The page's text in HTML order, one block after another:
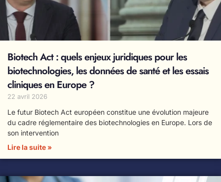
Biotech Act : quels enjeux juridiques pour les
biotechnologies, les données de santé et les essais
cliniques en Europe ?
22 avril 2026
Le futur Biotech Act européen constitue une évolution majeure
du cadre réglementaire des biotechnologies en Europe. Lors de
son intervention
Lire la suite »